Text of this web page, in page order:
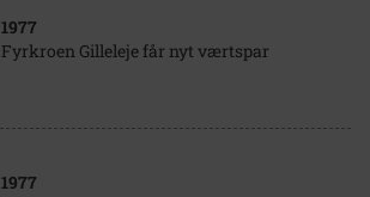
1977
Fyrkroen Gilleleje får nyt værtspar
1977